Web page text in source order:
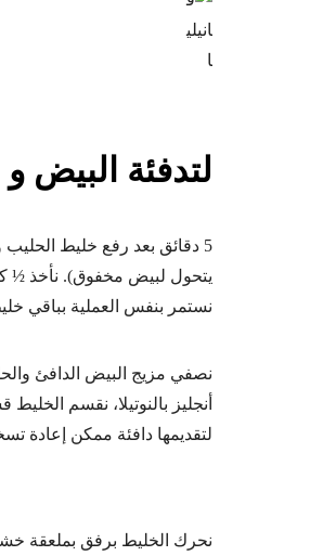
لتدفئة البيض
5 دقائق بعد رفع خليط
يتحول لبيض مخفوق). نأخذ ½
نستمر بنفس العملية بباقي
نصفي مزيج البيض الدافئ
أنجليز بالنوتيلا، نقسم
لتقديمها دافئة ممكن إعادة